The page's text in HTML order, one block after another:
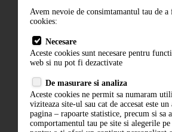
Cum comand
Livrare
Contact
Politica de confidentialitate
ANPC
Avem nevoie de consimtamantul tau de
cookies:
Necesare
Aceste cookies sunt necesare pentru
web si nu pot fi dezactivate
De masurare si analiza
Aceste cookies ne permit sa numaram
viziteaza site-ul sau cat de accesat este
pagina – rapoarte statistice, precum si sa
comportamentul tau pe site si alegerile